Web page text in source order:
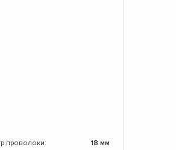
проволоки:
18 мм